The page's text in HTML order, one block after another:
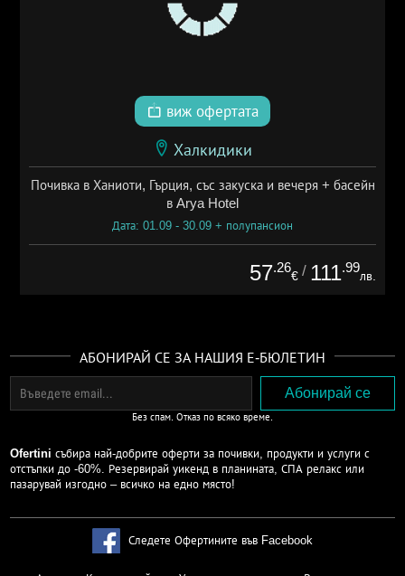
виж офертата
Халкидики
Почивка в Ханиоти, Гърция, със закуска и вечеря + басейн
в Arya Hotel
Дата: 01.09 - 30.09 + полупансион
57.26
€ / 111.99
лв.
АБОНИРАЙ СЕ ЗА НАШИЯ Е-БЮЛЕТИН
Без спам. Отказ по всяко време.
Ofertini събира най-добрите оферти за почивки, продукти и услуги с
отстъпки до -60%. Резервирай уикенд в планината, СПА релакс или
пазарувай изгодно – всичко на едно място!
Следете Офертините във Facebook